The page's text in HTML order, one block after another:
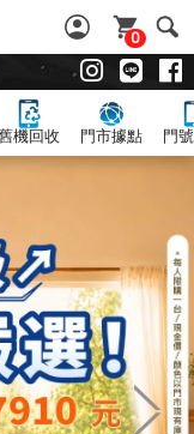
0
機回收 門市據點 門